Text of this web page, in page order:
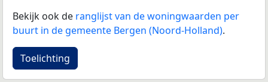
Bekijk ook de ranglijst van de woningwaarden per
buurt in de gemeente Bergen (Noord-Holland).
Toelichting